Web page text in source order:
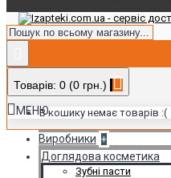
Товарів: 0 (0 грн.)
В кошику немає товарів :(
МЕНЮ
Виробники +
Доглядова косметика
Зубні пасти